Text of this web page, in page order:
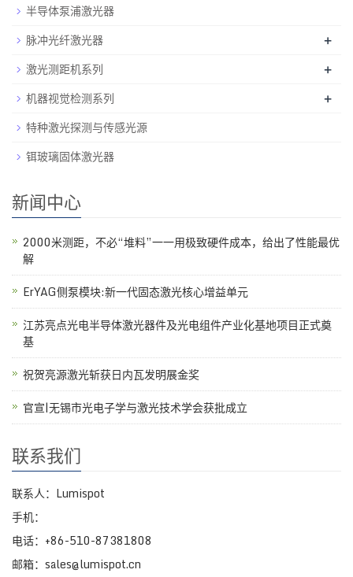
半导体泵浦激光器
脉冲光纤激光器
+
激光测距机系列 +
机器视觉检测系列 +
特种激光探测与传感光源
铒玻璃固体激光器
新闻中心
2000米测距，不必“堆料”一一用极致硬件成本，给出了性能最优
解
ErYAG侧泵模块:新一代固态激光核心增益单元
江苏亮点光电半导体激光器件及光电组件产业化基地项目正式奠
基
祝贺亮源激光斩获日内瓦发明展金奖
官宣|无锡市光电子学与激光技术学会获批成立
联系我们
联系人：Lumispot
手机：
电话：+86-510-87381808
邮箱：sales@lumispot.cn